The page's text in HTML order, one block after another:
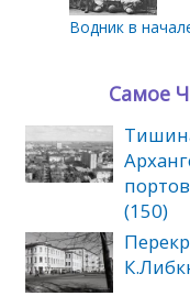
Водник в
Самое
(150)